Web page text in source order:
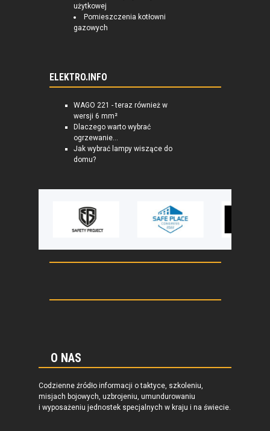
użytkowej
Pomieszczenia kotłowni
gazowych
ELEKTRO.INFO
WAGO 221 - teraz również w
wersji 6 mm²
Dlaczego warto wybrać
ogrzewanie...
Jak wybrać lampy wiszące do
domu?
O NAS
Codzienne źródło informacji o taktyce, szkoleniu,
misjach bojowych, uzbrojeniu, umundurowaniu
i wyposażeniu jednostek specjalnych w kraju i na świecie.